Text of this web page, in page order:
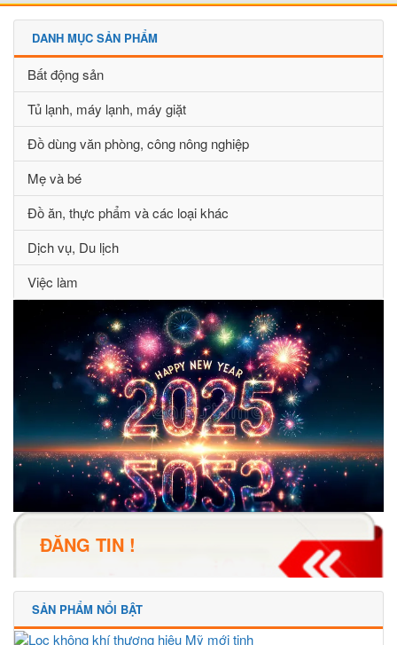
DANH MỤC SẢN PHẨM
Bất động sản
Tủ lạnh, máy lạnh, máy giặt
Đồ dùng văn phòng, công nông nghiệp
Mẹ và bé
Đồ ăn, thực phẩm và các loại khác
Dịch vụ, Du lịch
Việc làm
ĐĂNG TIN !
SẢN PHẨM NỔI BẬT